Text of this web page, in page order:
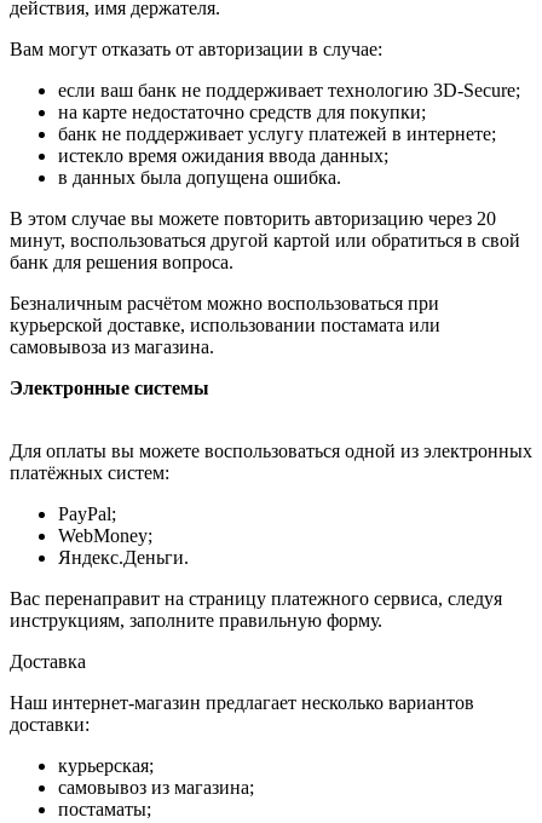
действия, имя держателя.
Вам могут отказать от авторизации в случае:
если ваш банк не поддерживает технологию 3D-Secure;
на карте недостаточно средств для покупки;
банк не поддерживает услугу платежей в интернете;
истекло время ожидания ввода данных;
в данных была допущена ошибка.
В этом случае вы можете повторить авторизацию через 20
минут, воспользоваться другой картой или обратиться в свой
банк для решения вопроса.
Безналичным расчётом можно воспользоваться при
курьерской доставке, использовании постамата или
самовывоза из магазина.
Электронные системы
Для оплаты вы можете воспользоваться одной из электронных
платёжных систем:
PayPal;
WebMoney;
Яндекс.Деньги.
Вас перенаправит на страницу платежного сервиса, следуя
инструкциям, заполните правильную форму.
Доставка
Наш интернет-магазин предлагает несколько вариантов
доставки:
курьерская;
самовывоз из магазина;
постаматы;